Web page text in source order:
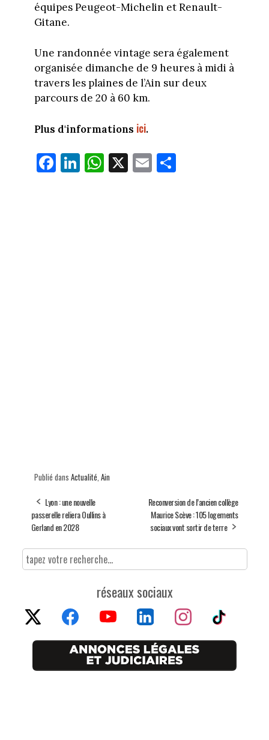
équipes Peugeot-Michelin et Renault-
Gitane.
Une randonnée vintage sera également
organisée dimanche de 9 heures à midi à
travers les plaines de l’Ain sur deux
parcours de 20 à 60 km.
Plus d'informations ici.
Fa
ce
Li
nk
W
ha
X E
m
Pa
rt
Publié dans Actualité Ain
Lyon : une nouvelle
passerelle reliera Oullins à
Gerland en 2028
Reconversion de l’ancien collège
Maurice Scève : 105 logements
sociaux vont sortir de terre
réseaux sociaux